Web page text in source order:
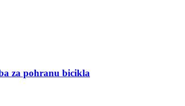
za pohranu bicikla